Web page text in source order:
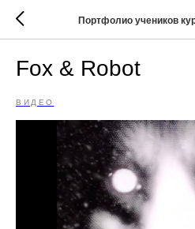
Портфолио учеников
Fox & Robot
ВИДЕО